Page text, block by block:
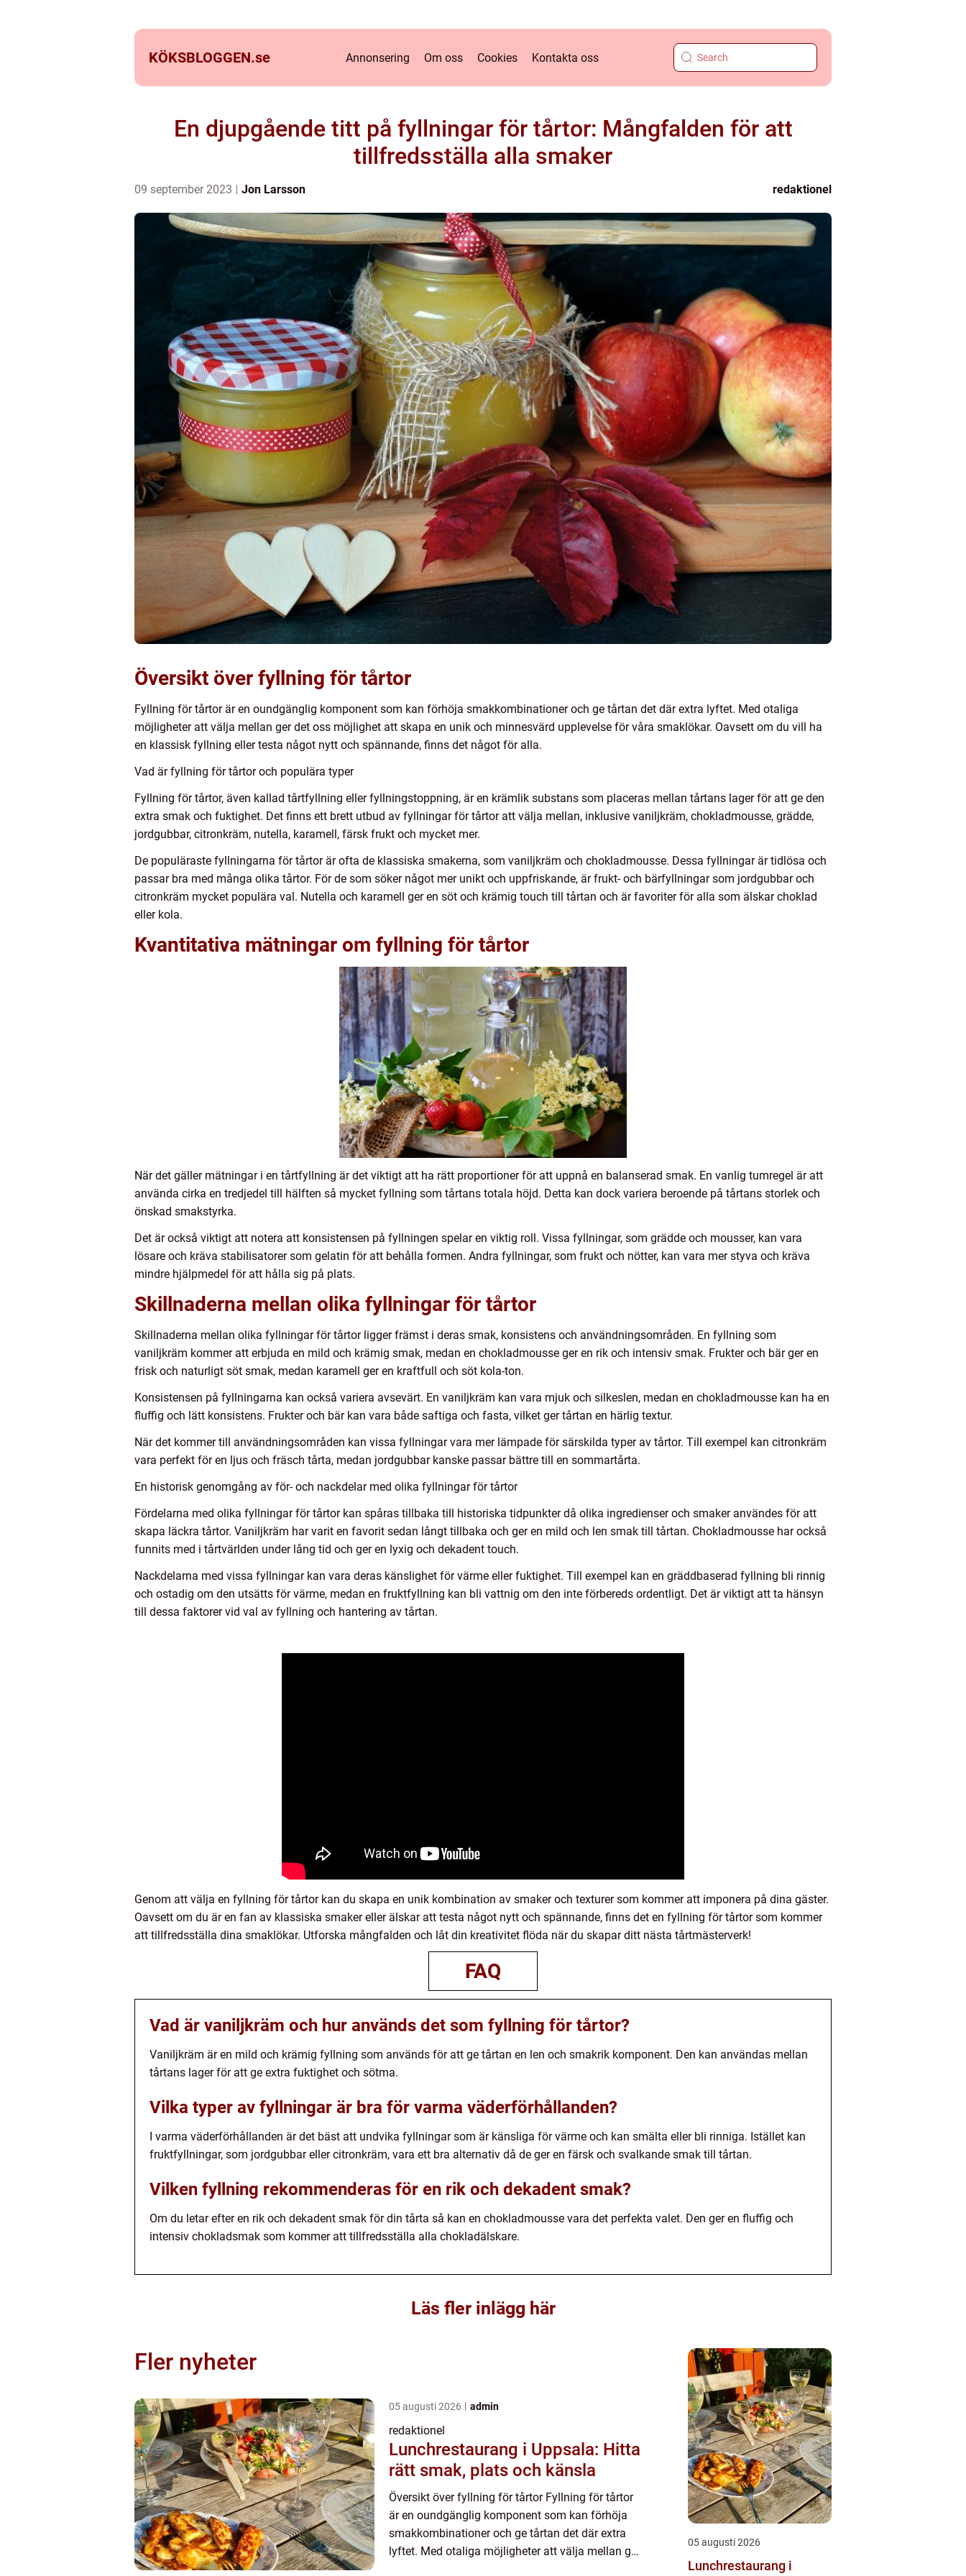
KÖKSBLOGGEN.se Annonsering Om oss Cookies Kontakta oss
En djupgående titt på fyllningar för tårtor: Mångfalden för att
tillfredsställa alla smaker
09 september 2023 Jon Larsson redaktionel
Översikt över fyllning för tårtor
Fyllning för tårtor är en oundgänglig komponent som kan förhöja smakkombinationer och ge tårtan det där extra lyftet. Med otaliga
möjligheter att välja mellan ger det oss möjlighet att skapa en unik och minnesvärd upplevelse för våra smaklökar. Oavsett om du vill ha
en klassisk fyllning eller testa något nytt och spännande, finns det något för alla.
Vad är fyllning för tårtor och populära typer
Fyllning för tårtor, även kallad tårtfyllning eller fyllningstoppning, är en krämlik substans som placeras mellan tårtans lager för att ge den
extra smak och fuktighet. Det finns ett brett utbud av fyllningar för tårtor att välja mellan, inklusive vaniljkräm, chokladmousse, grädde,
jordgubbar, citronkräm, nutella, karamell, färsk frukt och mycket mer.
De populäraste fyllningarna för tårtor är ofta de klassiska smakerna, som vaniljkräm och chokladmousse. Dessa fyllningar är tidlösa och
passar bra med många olika tårtor. För de som söker något mer unikt och uppfriskande, är frukt- och bärfyllningar som jordgubbar och
citronkräm mycket populära val. Nutella och karamell ger en söt och krämig touch till tårtan och är favoriter för alla som älskar choklad
eller kola.
Kvantitativa mätningar om fyllning för tårtor
När det gäller mätningar i en tårtfyllning är det viktigt att ha rätt proportioner för att uppnå en balanserad smak. En vanlig tumregel är att
använda cirka en tredjedel till hälften så mycket fyllning som tårtans totala höjd. Detta kan dock variera beroende på tårtans storlek och
önskad smakstyrka.
Det är också viktigt att notera att konsistensen på fyllningen spelar en viktig roll. Vissa fyllningar, som grädde och mousser, kan vara
lösare och kräva stabilisatorer som gelatin för att behålla formen. Andra fyllningar, som frukt och nötter, kan vara mer styva och kräva
mindre hjälpmedel för att hålla sig på plats.
Skillnaderna mellan olika fyllningar för tårtor
Skillnaderna mellan olika fyllningar för tårtor ligger främst i deras smak, konsistens och användningsområden. En fyllning som
vaniljkräm kommer att erbjuda en mild och krämig smak, medan en chokladmousse ger en rik och intensiv smak. Frukter och bär ger en
frisk och naturligt söt smak, medan karamell ger en kraftfull och söt kola-ton.
Konsistensen på fyllningarna kan också variera avsevärt. En vaniljkräm kan vara mjuk och silkeslen, medan en chokladmousse kan ha en
fluffig och lätt konsistens. Frukter och bär kan vara både saftiga och fasta, vilket ger tårtan en härlig textur.
När det kommer till användningsområden kan vissa fyllningar vara mer lämpade för särskilda typer av tårtor. Till exempel kan citronkräm
vara perfekt för en ljus och fräsch tårta, medan jordgubbar kanske passar bättre till en sommartårta.
En historisk genomgång av för- och nackdelar med olika fyllningar för tårtor
Fördelarna med olika fyllningar för tårtor kan spåras tillbaka till historiska tidpunkter då olika ingredienser och smaker användes för att
skapa läckra tårtor. Vaniljkräm har varit en favorit sedan långt tillbaka och ger en mild och len smak till tårtan. Chokladmousse har också
funnits med i tårtvärlden under lång tid och ger en lyxig och dekadent touch.
Nackdelarna med vissa fyllningar kan vara deras känslighet för värme eller fuktighet. Till exempel kan en gräddbaserad fyllning bli rinnig
och ostadig om den utsätts för värme, medan en fruktfyllning kan bli vattnig om den inte förbereds ordentligt. Det är viktigt att ta hänsyn
till dessa faktorer vid val av fyllning och hantering av tårtan.
Genom att välja en fyllning för tårtor kan du skapa en unik kombination av smaker och texturer som kommer att imponera på dina gäster.
Oavsett om du är en fan av klassiska smaker eller älskar att testa något nytt och spännande, finns det en fyllning för tårtor som kommer
att tillfredsställa dina smaklökar. Utforska mångfalden och låt din kreativitet flöda när du skapar ditt nästa tårtmästerverk!
FAQ
Vad är vaniljkräm och hur används det som fyllning för tårtor?
Vaniljkräm är en mild och krämig fyllning som används för att ge tårtan en len och smakrik komponent. Den kan användas mellan
tårtans lager för att ge extra fuktighet och sötma.
Vilka typer av fyllningar är bra för varma väderförhållanden?
I varma väderförhållanden är det bäst att undvika fyllningar som är känsliga för värme och kan smälta eller bli rinniga. Istället kan
fruktfyllningar, som jordgubbar eller citronkräm, vara ett bra alternativ då de ger en färsk och svalkande smak till tårtan.
Vilken fyllning rekommenderas för en rik och dekadent smak?
Om du letar efter en rik och dekadent smak för din tårta så kan en chokladmousse vara det perfekta valet. Den ger en fluffig och
intensiv chokladsmak som kommer att tillfredsställa alla chokladälskare.
Läs fler inlägg här
Fler nyheter
05 augusti 2026 admin
redaktionel
Lunchrestaurang i Uppsala: Hitta
rätt smak, plats och känsla
Översikt över fyllning för tårtor Fyllning för tårtor
är en oundgänglig komponent som kan förhöja
smakkombinationer och ge tårtan det där extra
lyftet. Med otaliga möjligheter att välja mellan ger
05 augusti 2026
Lunchrestaurang i